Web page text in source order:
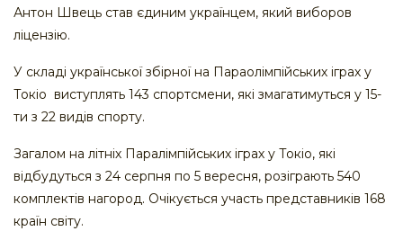
Антон Швець став єдиним українцем, який виборов
ліцензію.
У складі української збірної на Параолімпійських іграх у
Токіо виступлять 143 спортсмени, які змагатимуться у 15-
ти з 22 видів спорту.
Загалом на літніх Паралімпійських іграх у Токіо, які
відбудуться з 24 серпня по 5 вересня, розіграють 540
комплектів нагород. Очікується участь представників 168
країн світу.